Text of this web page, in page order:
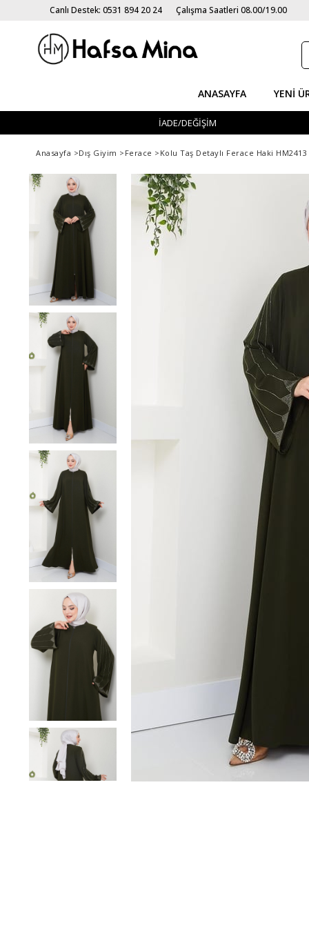
Canlı Destek: 0531 894 20 24 Çalışma Saatleri 08.00/19.00
ANASAYFA YENI
İADE/DEĞİŞİM
Anasayfa >Dış Giyim > Ferace > Kolu Taş Detaylı Ferace Haki HM2413